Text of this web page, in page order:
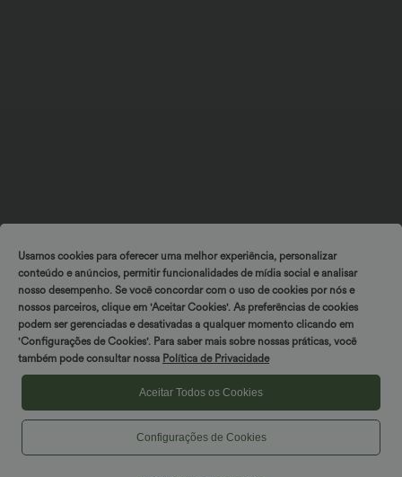
Girar e ganhar!
Usamos cookies para oferecer uma melhor experiência, personalizar
conteúdo e anúncios, permitir funcionalidades de mídia social e analisar
nosso desempenho. Se você concordar com o uso de cookies por nós e
nossos parceiros, clique em 'Aceitar Cookies'. As preferências de cookies
podem ser gerenciadas e desativadas a qualquer momento clicando em
'Configurações de Cookies'. Para saber mais sobre nossas práticas, você
também pode consultar nossa Política de Privacidade
Aceitar Todos os Cookies
Configurações de Cookies